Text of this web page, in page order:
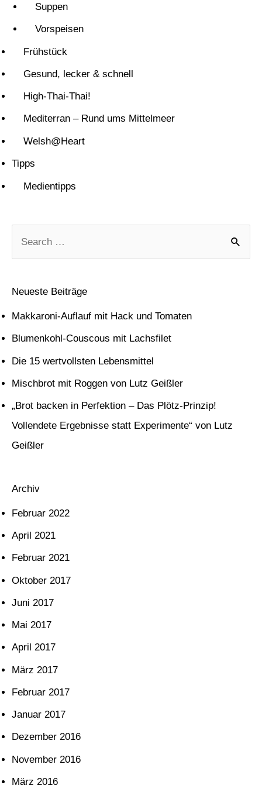
Suppen
Vorspeisen
Frühstück
Gesund, lecker & schnell
High-Thai-Thai!
Mediterran – Rund ums Mittelmeer
Welsh@Heart
Tipps
Medientipps
n
n
a
c
h
:
Neueste Beiträge
Makkaroni-Auflauf mit Hack und Tomaten
Blumenkohl-Couscous mit Lachsfilet
Die 15 wertvollsten Lebensmittel
Mischbrot mit Roggen von Lutz Geißler
„Brot backen in Perfektion – Das Plötz-Prinzip!
Vollendete Ergebnisse statt Experimente“ von Lutz
Geißler
Archiv
Februar 2022
April 2021
Februar 2021
Oktober 2017
Juni 2017
Mai 2017
April 2017
März 2017
Februar 2017
Januar 2017
Dezember 2016
November 2016
März 2016